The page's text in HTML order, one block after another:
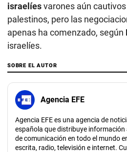
israelíesvarones aún
palestinos, pero las
apenas ha comenzado, según
israelíes.
SOBRE EL AUTOR
Agencia EFE
Agencia EFE es una agencia de
española que distribuye información
de comunicación en todo el mundo
escrita, radio, televisión e internet.